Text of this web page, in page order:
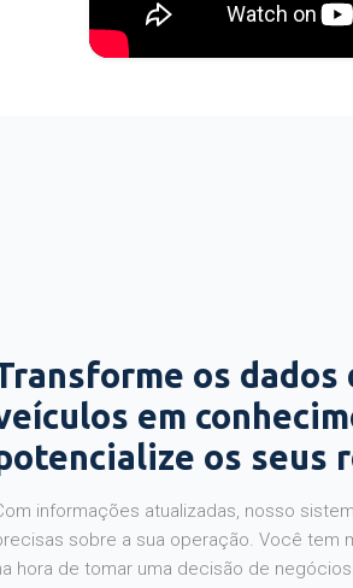
os dados
em
os seus
informações atualizadas, nosso
precisas sobre a sua operação. Você tem
hora de tomar uma decisão de negócios.